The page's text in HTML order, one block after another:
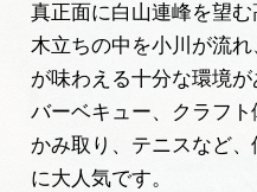
真正面に白山連峰を望む
木立ちの中を小川が流
が味わえる十分な環境が
バーベキュー、クラフ
かみ取り、テニスなど
に大人気です。